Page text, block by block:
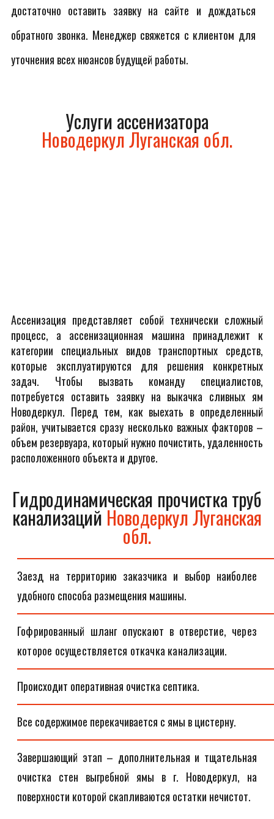
достаточно оставить заявку на сайте и дождаться
обратного звонка. Менеджер свяжется с клиентом для
уточнения всех нюансов будущей работы.
Услуги ассенизатора
Новодеркул Луганская обл.
Ассенизация представляет собой технически сложный
процесс, а ассенизационная машина принадлежит к
категории специальных видов транспортных средств,
которые эксплуатируются для решения конкретных
задач. Чтобы вызвать команду специалистов,
потребуется оставить заявку на выкачка сливных ям
Новодеркул. Перед тем, как выехать в определенный
район, учитывается сразу несколько важных факторов –
объем резервуара, который нужно почистить, удаленность
расположенного объекта и другое.
Гидродинамическая прочистка труб
канализаций Новодеркул Луганская
обл.
Заезд на территорию заказчика и выбор наиболее
удобного способа размещения машины.
Гофрированный шланг опускают в отверстие, через
которое осуществляется откачка канализации.
Происходит оперативная очистка септика.
Все содержимое перекачивается с ямы в цистерну.
Завершающий этап – дополнительная и тщательная
очистка стен выгребной ямы в г. Новодеркул, на
поверхности которой скапливаются остатки нечистот.